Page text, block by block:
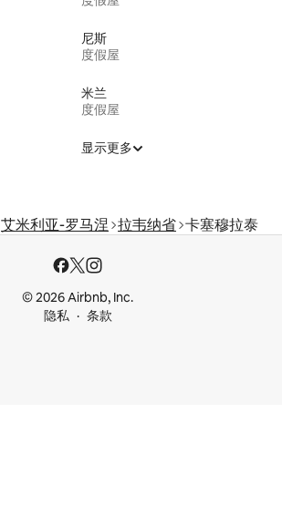
尼斯
度假屋
米兰
度假屋
显示更多
艾米利亚-罗马涅 拉韦纳省 卡塞穆拉泰
© 2026 Airbnb, Inc.
隐私
条款